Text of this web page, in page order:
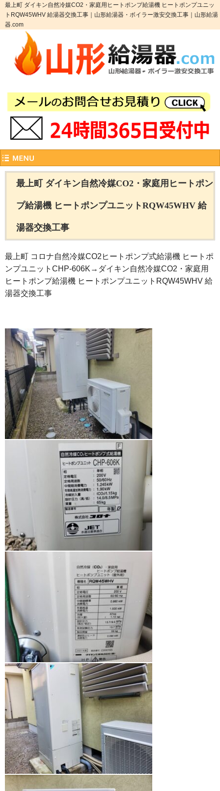
最上町 ダイキン自然冷媒CO2・家庭用ヒートポンプ給湯機 ヒートポンプユニッ
トRQW45WHV 給湯器交換工事｜山形給湯器・ボイラー激安交換工事｜山形給湯
器.com
最上町 ダイキン自然冷媒CO2・家庭用ヒートポン
プ給湯機 ヒートポンプユニットRQW45WHV 給
湯器交換工事
最上町 コロナ自然冷媒CO2ヒートポンプ式給湯機 ヒートポ
ンプユニットCHP-606K→ダイキン自然冷媒CO2・家庭用
ヒートポンプ給湯機 ヒートポンプユニットRQW45WHV 給
湯器交換工事